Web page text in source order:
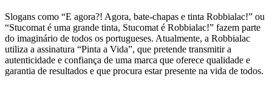
Slogans como “E agora?! Agora, bate-chapas e tinta Robbialac!” ou
“Stucomat é uma grande tinta, Stucomat é Robbialac!” fazem parte
do imaginário de todos os portugueses. Atualmente, a Robbialac
utiliza a assinatura “Pinta a Vida”, que pretende transmitir a
autenticidade e confiança de uma marca que oferece qualidade e
garantia de resultados e que procura estar presente na vida de todos.